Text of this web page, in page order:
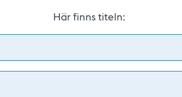
Här finns titeln: